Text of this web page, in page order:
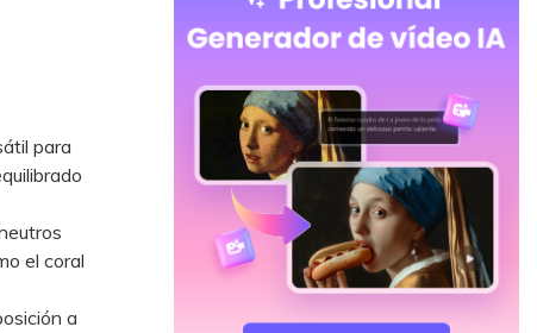
para
el coral
a